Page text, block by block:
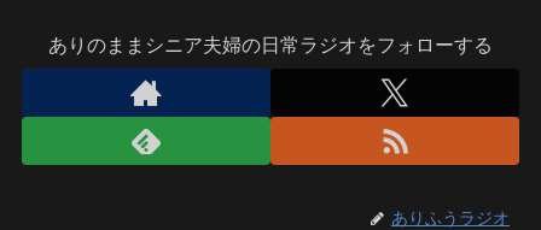
ありのままシニア夫婦の日常ラジオをフォローする
ありふうラジオ